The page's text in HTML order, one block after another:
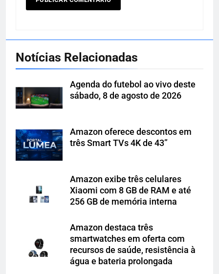
Notícias Relacionadas
Agenda do futebol ao vivo deste
sábado, 8 de agosto de 2026
Amazon oferece descontos em
três Smart TVs 4K de 43”
Amazon exibe três celulares
Xiaomi com 8 GB de RAM e até
256 GB de memória interna
Amazon destaca três
smartwatches em oferta com
recursos de saúde, resistência à
água e bateria prolongada